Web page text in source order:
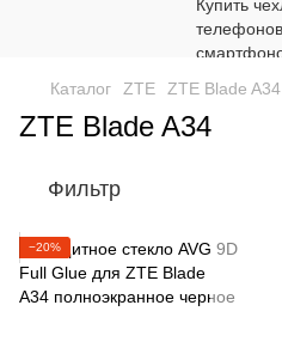
Каталог ZTE ZTE Blade A34
ZTE Blade A34
Фильтр
−20%